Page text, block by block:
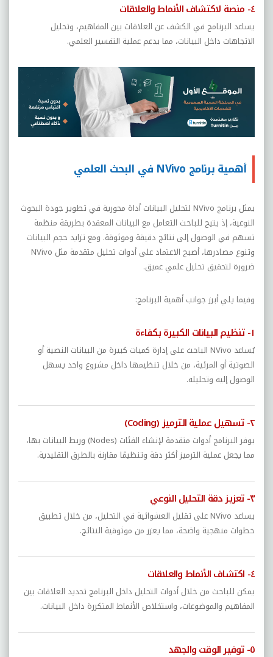
٤- منصة لاكتشاف الأنماط والعلاقات
يساعد البرنامج في الكشف عن العلاقات بين المفاهيم، وتحليل
الاتجاهات داخل البيانات، مما يدعم عملية التفسير العلمي.
أهمية برنامج NVivo في البحث العلمي
يمثل برنامج NVivo لتحليل البيانات أداة محورية في تطوير جودة البحوث
النوعية، إذ يتيح للباحث التعامل مع البيانات المعقدة بطريقة منظمة
تسهم في الوصول إلى نتائج دقيقة وموثوقة. ومع تزايد حجم البيانات
وتنوع مصادرها، أصبح الاعتماد على أدوات تحليل متقدمة مثل NVivo
ضرورة لتحقيق تحليل علمي عميق.
وفيما يلي أبرز جوانب أهمية البرنامج:
١- تنظيم البيانات الكبيرة بكفاءة
يُساعد NVivo الباحث على إدارة كميات كبيرة من البيانات النصية أو
الصوتية أو المرئية، من خلال تنظيمها داخل مشروع واحد يسهل
الوصول إليه وتحليله.
٢- تسهيل عملية الترميز (Coding)
يوفر البرنامج أدوات متقدمة لإنشاء الفئات (Nodes) وربط البيانات بها،
مما يجعل عملية الترميز أكثر دقة وتنظيمًا مقارنة بالطرق التقليدية.
٣- تعزيز دقة التحليل النوعي
يساعد NVivo على تقليل العشوائية في التحليل، من خلال تطبيق
خطوات منهجية واضحة، مما يعزز من موثوقية النتائج.
٤- اكتشاف الأنماط والعلاقات
يمكن للباحث من خلال أدوات التحليل داخل البرنامج تحديد العلاقات بين
المفاهيم والموضوعات، واستخلاص الأنماط المتكررة داخل البيانات.
٥- توفير الوقت والجهد